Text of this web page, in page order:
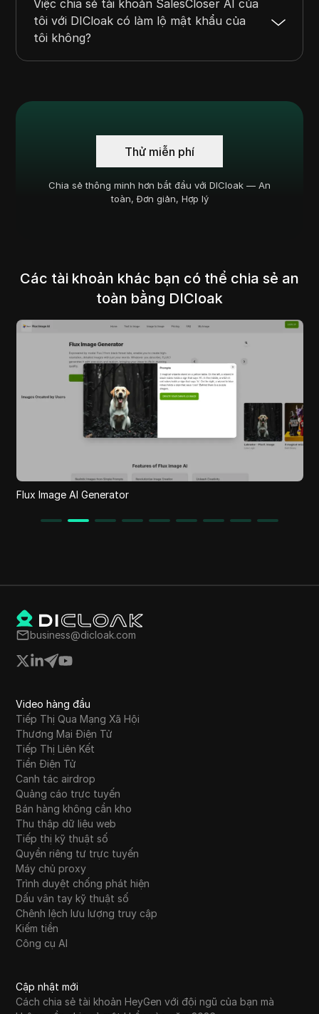
Việc chia sẻ tài khoản SalesCloser AI của
tôi với DICloak có làm lộ mật khẩu của
tôi không?
Thử miễn phí
Chia sẻ thông minh hơn bắt đầu với DICloak — An
toàn, Đơn giản, Hợp lý
Các tài khoản khác bạn có thể chia sẻ an
toàn bằng DICloak
Flux Image AI Generator
business@dicloak.com
Video hàng đầu
Tiếp Thị Qua Mạng Xã Hội
Thương Mại Điện Tử
Tiếp Thị Liên Kết
Tiền Điện Tử
Canh tác airdrop
Quảng cáo trực tuyến
Bán hàng không cần kho
Thu thập dữ liệu web
Tiếp thị kỹ thuật số
Quyền riêng tư trực tuyến
Máy chủ proxy
Trình duyệt chống phát hiện
Dấu vân tay kỹ thuật số
Chênh lệch lưu lượng truy cập
Kiếm tiền
Công cụ AI
Cập nhật mới
Cách chia sẻ tài khoản HeyGen với đội ngũ của bạn mà